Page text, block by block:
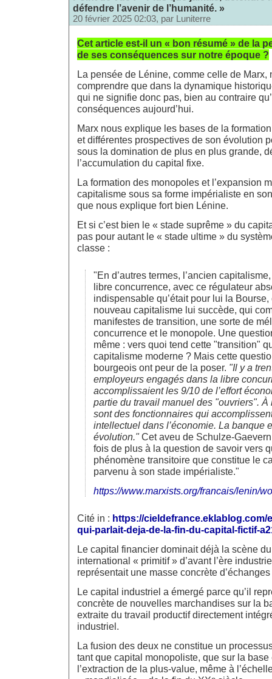
défendre l’avenir de l’humanité. »
20 février 2025 02:03, par Luniterre
Cet article est-il un « bon résumé » de la
de ses conséquences sur notre époque ?
La pensée de Lénine, comme celle de Marx,
comprendre que dans la dynamique
qui ne signifie donc pas, bien au contraire
conséquences aujourd’hui.
Marx nous explique les bases de la
et différentes prospectives de son évolution
sous la domination de plus en plus grande,
l’accumulation du capital fixe.
La formation des monopoles et l’expansion
capitalisme sous sa forme impérialiste en
que nous explique fort bien Lénine.
Et si c’est bien le « stade suprême » du
pas pour autant le « stade ultime » du
classe :
"En d’autres termes, l’ancien
libre concurrence, avec ce régulateur
indispensable qu’était pour lui la
nouveau capitalisme lui succède, qui
manifestes de transition, une sorte de
concurrence et le monopole. Une
même : vers quoi tend cette "transition"
capitalisme moderne ? Mais cette
bourgeois ont peur de la poser. "Il y a
employeurs engagés dans la libre
accomplissaient les 9/10 de l’effort
partie du travail manuel des "ouvriers". À
sont des fonctionnaires qui
intellectuel dans l’économie. La banque
évolution."Cet aveu de Schulze-
fois de plus à la question de savoir vers
phénomène transitoire que constitue le
parvenu à son stade impérialiste."
https://www.marxists.org/francais/lenin/
Cité in : https://cieldefrance.eklablog.com/
qui-parlait-deja-de-la-fin-du-capital-fictif-
Le capital financier dominait déjà la scène
international « primitif » d’avant l’ère
représentait une masse concrète
Le capital industriel a émergé parce qu’il
concrète de nouvelles marchandises sur la
extraite du travail productif directement
industriel.
La fusion des deux ne constitue un
tant que capital monopoliste, que sur la base
l’extraction de la plus-value, même à